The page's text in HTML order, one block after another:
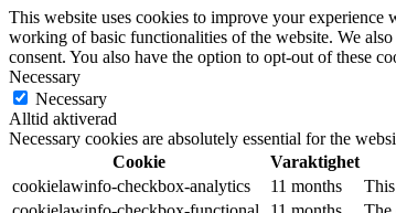
This website uses cookies to improve your experience
working of basic functionalities of the website. We
consent. You also have the option to opt-out of these
Necessary
Necessary
Alltid aktiverad
Necessary cookies are absolutely essential for the
Cookie
Varaktighet
cookielawinfo-checkbox-analytics
11 months